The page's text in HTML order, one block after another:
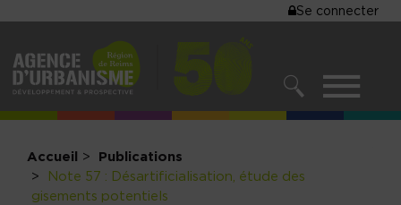
contenu
principal
MENU
DE
Se connecter
MENU
Accueil Publications
Note 57 : Désartificialisation, étude des
gisements potentiels